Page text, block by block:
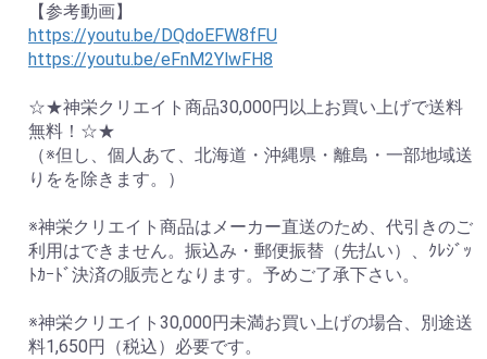
【参考動画】
https://youtu.be/DQdoEFW8fFU
https://youtu.be/eFnM2YlwFH8
☆★神栄クリエイト商品30,000円以上お買い上げで送料
無料！☆★
（※但し、個人あて、北海道・沖縄県・離島・一部地域送
りをを除きます。）
※神栄クリエイト商品はメーカー直送のため、代引きのご
利用はできません。振込み・郵便振替（先払い）、ｸﾚｼﾞｯ
ﾄｶｰﾄﾞ決済の販売となります。予めご了承下さい。
※神栄クリエイト30,000円未満お買い上げの場合、別途送
料1,650円（税込）必要です。